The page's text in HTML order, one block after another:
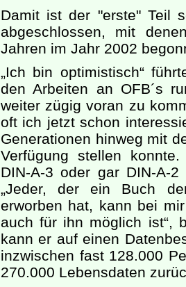
Damit ist der "erste" Teil
abgeschlossen, mit
Jahren im Jahr 2002
„Ich bin optimistisch“
den Arbeiten an OFB´s
weiter zügig voran zu
oft ich jetzt schon
Generationen hinweg mit
Verfügung stellen
DIN-A-3 oder gar DIN-A-
„Jeder, der ein Buch
erworben hat, kann bei
auch für ihn möglich ist“,
kann er auf einen
inzwischen fast 128.000
270.000 Lebensdaten